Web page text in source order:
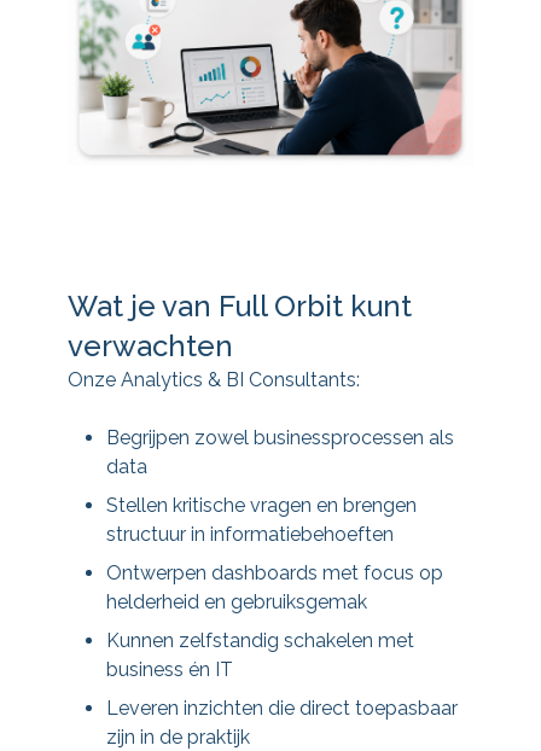
Wat je van Full Orbit kunt
verwachten
Onze Analytics & BI Consultants:
Begrijpen zowel businessprocessen als
data
Stellen kritische vragen en brengen
structuur in informatiebehoeften
Ontwerpen dashboards met focus op
helderheid en gebruiksgemak
Kunnen zelfstandig schakelen met
business én IT
Leveren inzichten die direct toepasbaar
zijn in de praktijk